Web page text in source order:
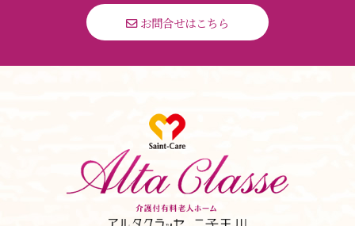
お問合せはこちら